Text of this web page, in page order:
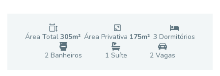
Área Total 305m² Área Privativa 175m² 3 Dormitórios
2 Banheiros 1 Suíte 2Vagas